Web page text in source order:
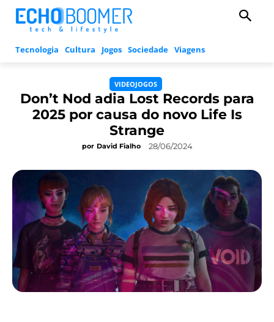
Tecnologia Cultura Jogos Sociedade Viagens
VIDEOJOGOS
Don’t Nod adia Lost Records para
2025 por causa do novo Life Is
Strange
por David Fialho 28/06/2024